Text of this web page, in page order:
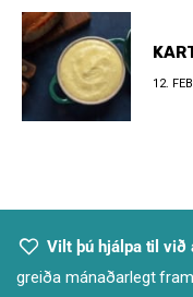
12.
Vilt þú hjálpa til við
greiða mánaðarlegt